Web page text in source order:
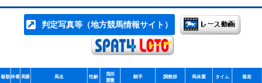
判定写真等（地方競馬情報サイト）
着順枠番 馬番 馬名 性齢
負担
重量
騎手 調教師 馬体重 タイム 着差